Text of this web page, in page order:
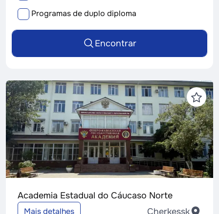
Programas de duplo diploma
Encontrar
Academia Estadual do Cáucaso Norte
Mais detalhes Cherkessk